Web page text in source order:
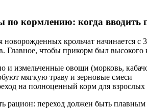
по кормлению: когда вводить
крольчат начинается
Главное, чтобы прикорм был
и измельченные овощи (морковь,
мягкую траву и зерновые смеси
на полноценный корм для взрослых
рацион: переход должен быть